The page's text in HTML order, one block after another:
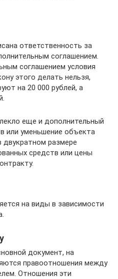
ответственность за
соглашением.
соглашением условия
этого делать нельзя,
на 20 000 рублей, а
еще и дополнительный
или уменьшение объекта
двукратном размере
средств или цены
на виды в зависимости
документ, на
правоотношения между
Отношения эти